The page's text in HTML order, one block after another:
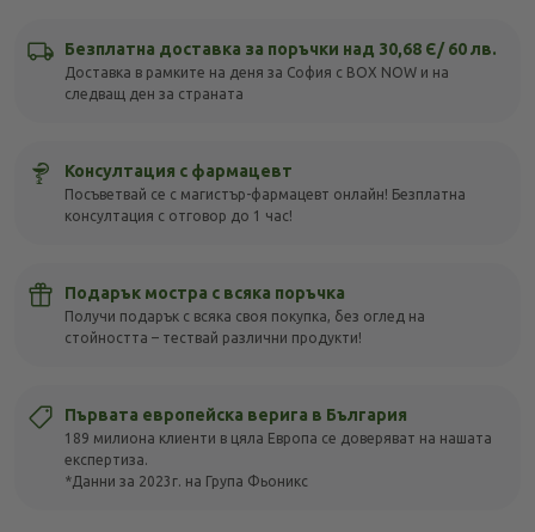
Безплатна доставка за поръчки над 30,68 Є/ 60 лв.
Доставка в рамките на деня за София с BOX NOW и на
следващ ден за страната
Консултация с фармацевт
Посъветвай се с магистър-фармацевт онлайн! Безплатна
консултация с отговор до 1 час!
Подарък мостра с всяка поръчка
Получи подарък с всяка своя покупка, без оглед на
стойността – тествай различни продукти!
Първата европейска верига в България
189 милиона клиенти в цяла Европа се доверяват на нашата
експертиза.
*Данни за 2023г. на Група Фьоникс